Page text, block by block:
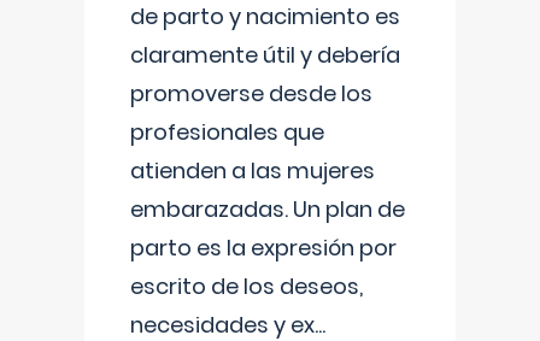
de parto y nacimiento es
claramente útil y debería
promoverse desde los
profesionales que
atienden a las mujeres
embarazadas. Un plan de
parto es la expresión por
escrito de los deseos,
necesidades y ex...